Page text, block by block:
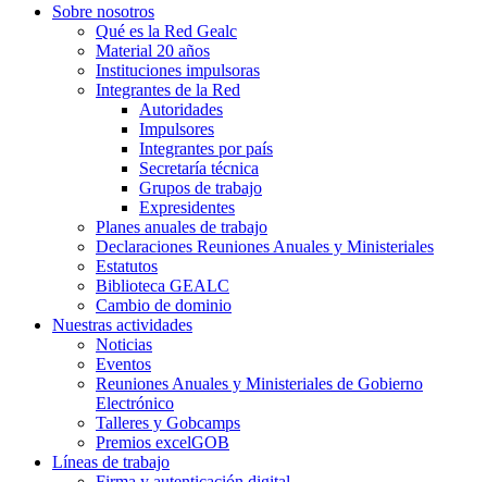
Sobre nosotros
Qué es la Red Gealc
Material 20 años
Instituciones impulsoras
Integrantes de la Red
Autoridades
Impulsores
Integrantes por país
Secretaría técnica
Grupos de trabajo
Expresidentes
Planes anuales de trabajo
Declaraciones Reuniones Anuales y Ministeriales
Estatutos
Biblioteca GEALC
Cambio de dominio
Nuestras actividades
Noticias
Eventos
Reuniones Anuales y Ministeriales de Gobierno
Electrónico
Talleres y Gobcamps
Premios excelGOB
Líneas de trabajo